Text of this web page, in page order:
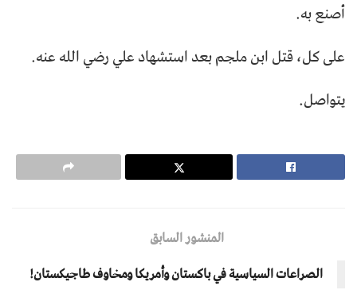
أصنع به.
على كل، قتل ابن ملجم بعد استشهاد علي رضي الله عنه.
يتواصل.
المنشور السابق
الصراعات السياسية في باكستان وأمريكا ومخاوف طاجيكستان!